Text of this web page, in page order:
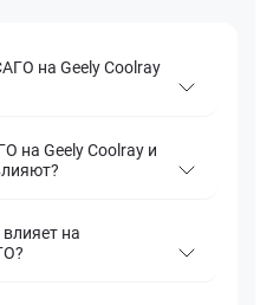
на Geely Coolray
на Geely Coolray и
на